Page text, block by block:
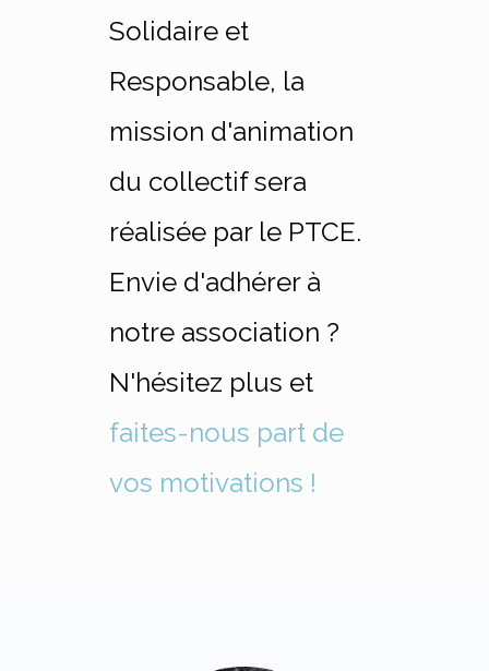
Solidaire et
Responsable, la
mission d'animation
du collectif sera
réalisée par le PTCE.
Envie d'adhérer à
notre association ?
N'hésitez plus et
faites-nous part de
vos motivations !